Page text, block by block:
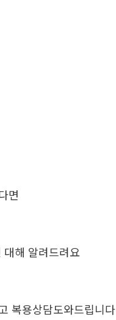
면
대해 알려드려요
복용상담도와드립니다